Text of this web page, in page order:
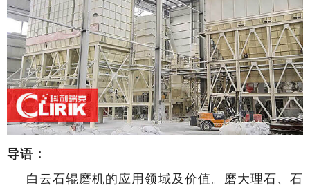
导语：
白云石辊磨机的应用领域及价值。磨大理石、石